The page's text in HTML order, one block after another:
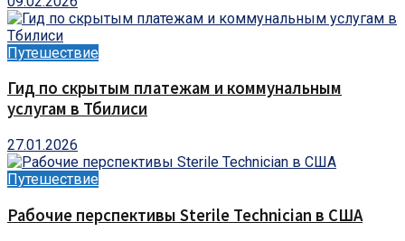
Путешествие
Гид по скрытым платежам и коммунальным
услугам в Тбилиси
27.01.2026
Путешествие
Рабочие перспективы Sterile Technician в США